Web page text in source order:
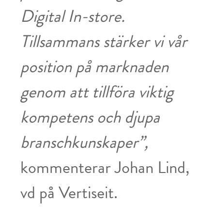
Digital In-store.
Tillsammans stärker vi vår
position på marknaden
genom att tillföra viktig
kompetens och djupa
branschkunskaper”,
kommenterar Johan Lind,
vd på Vertiseit.